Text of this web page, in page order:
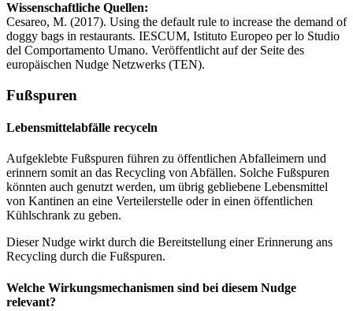
Wissenschaftliche Quellen:
Cesareo, M. (2017). Using the default rule to increase the demand of
doggy bags in restaurants. IESCUM, Istituto Europeo per lo Studio
del Comportamento Umano. Veröffentlicht auf der Seite des
europäischen Nudge Netzwerks (TEN).
Fußspuren
Lebensmittelabfälle recyceln
Aufgeklebte Fußspuren führen zu öffentlichen Abfalleimern und
erinnern somit an das Recycling von Abfällen. Solche Fußspuren
könnten auch genutzt werden, um übrig gebliebene Lebensmittel
von Kantinen an eine Verteilerstelle oder in einen öffentlichen
Kühlschrank zu geben.
Dieser Nudge wirkt durch die Bereitstellung einer Erinnerung ans
Recycling durch die Fußspuren.
Welche Wirkungsmechanismen sind bei diesem Nudge
relevant?